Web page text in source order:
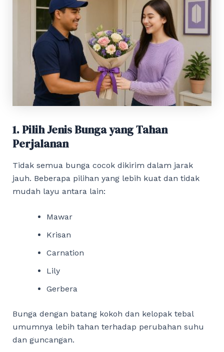
1. Pilih Jenis Bunga yang Tahan
Perjalanan
Tidak semua bunga cocok dikirim dalam jarak
jauh. Beberapa pilihan yang lebih kuat dan tidak
mudah layu antara lain:
Mawar
Krisan
Carnation
Lily
Gerbera
Bunga dengan batang kokoh dan kelopak tebal
umumnya lebih tahan terhadap perubahan suhu
dan guncangan.